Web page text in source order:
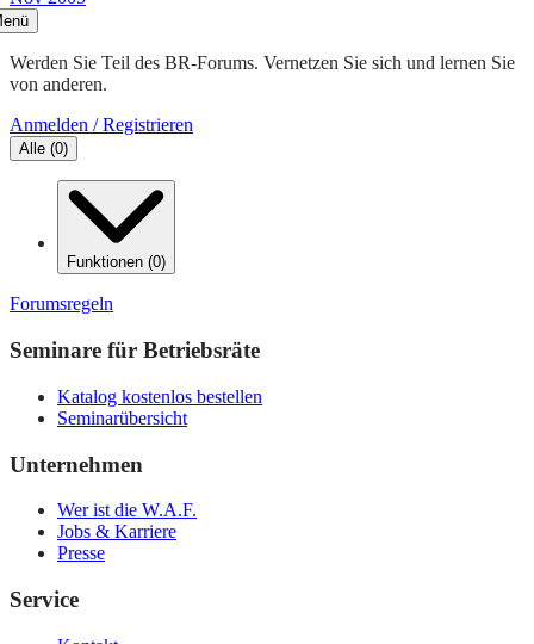
Werden Sie Teil des BR-Forums. Vernetzen Sie sich und lernen Sie
von anderen.
Anmelden / Registrieren
Alle (0)
Funktionen (0)
Forumsregeln
Seminare für Betriebsräte
Katalog kostenlos bestellen
Seminarübersicht
Unternehmen
Wer ist die W.A.F.
Jobs & Karriere
Presse
Service